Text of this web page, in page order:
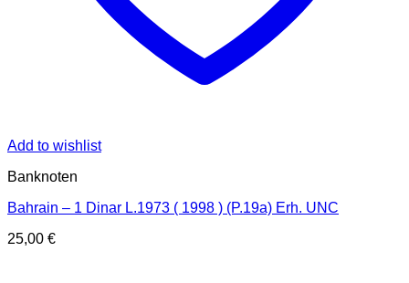
Add to wishlist
Banknoten
Bahrain – 1 Dinar L.1973 ( 1998 ) (P.19a) Erh. UNC
25,00 €